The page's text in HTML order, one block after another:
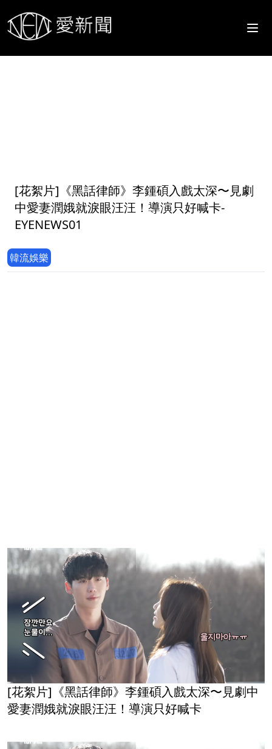
[花絮片]《黑話律師》李鍾碩入戲太深〜見劇
中愛妻潤娥就淚眼汪汪！導演只好喊卡-
EYENEWS01
韓流娛樂
[花絮片]《黑話律師》李鍾碩入戲太深〜見劇中
愛妻潤娥就淚眼汪汪！導演只好喊卡